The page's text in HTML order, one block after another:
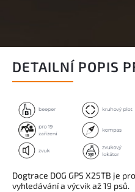
DETAILNÍ POPIS
Dogtrace DOG GPS X25TB je
vyhledávání a výcvik až 19 psů.